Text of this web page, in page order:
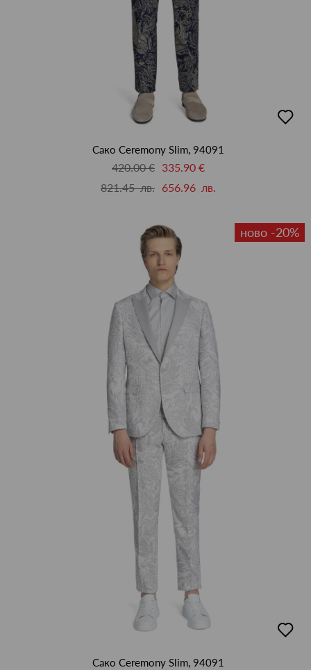
в
Сако Ceremony Slim, 94091
420.00 € 335.90 €
821.45 лв. 656.96 лв.
ново -20%
в
Сако Ceremony Slim, 94091